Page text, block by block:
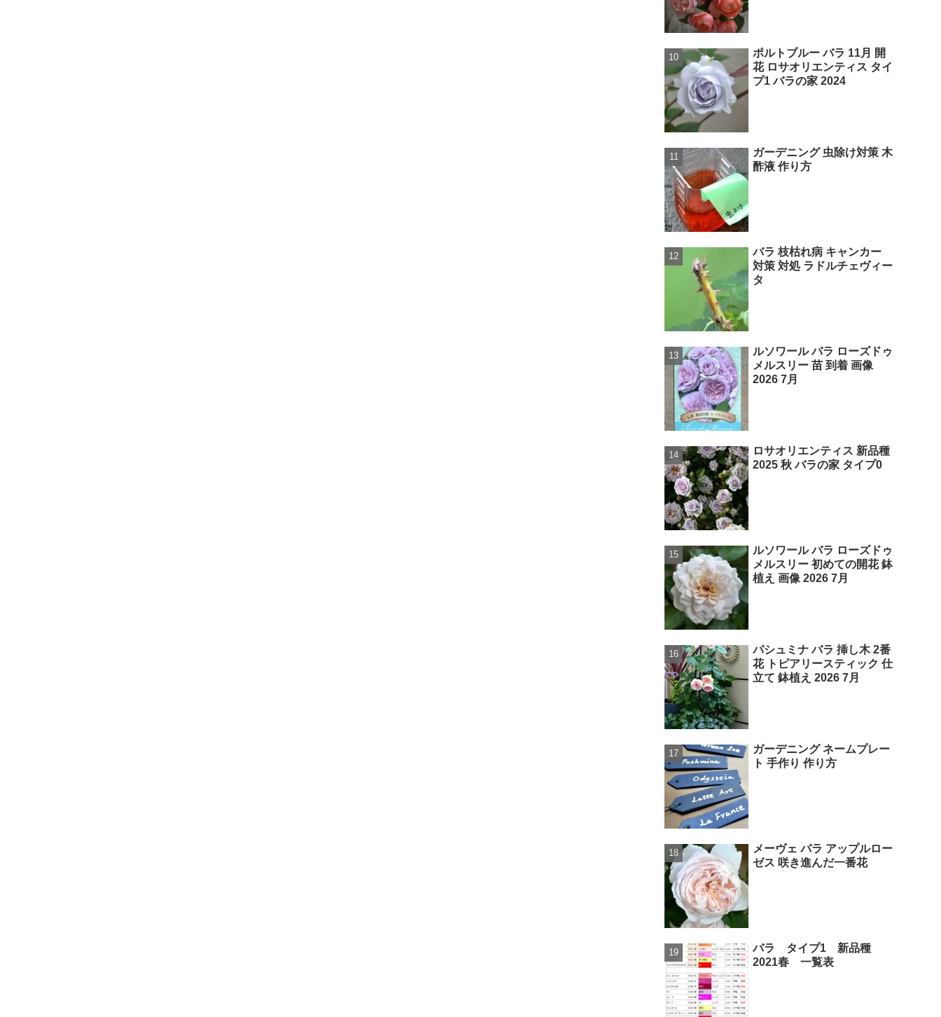
ポルトブルー バラ 11月 開
花 ロサオリエンティス タイ
プ1 バラの家 2024
ガーデニング 虫除け対策 木
酢液 作り方
バラ 枝枯れ病 キャンカー
対策 対処 ラドルチェヴィー
タ
ルソワール バラ ローズドゥ
メルスリー 苗 到着 画像
2026 7月
ロサオリエンティス 新品種
2025 秋 バラの家 タイプ0
ルソワール バラ ローズドゥ
メルスリー 初めての開花 鉢
植え 画像 2026 7月
パシュミナ バラ 挿し木 2番
花 トピアリースティック 仕
立て 鉢植え 2026 7月
ガーデニング ネームプレー
ト 手作り 作り方
メーヴェ バラ アップルロー
ゼス 咲き進んだ一番花
バラ タイプ1 新品種
2021春 一覧表